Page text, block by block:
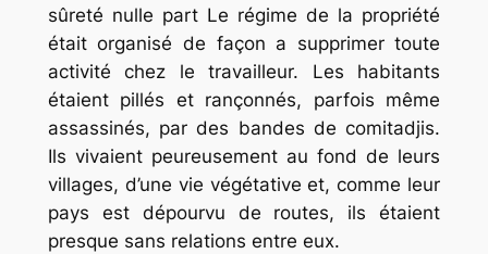
sûreté nulle part Le régime de la propriété
était organisé de façon a supprimer toute
activité chez le travailleur. Les habitants
étaient pillés et rançonnés, parfois même
assassinés, par des bandes de comitadjis.
Ils vivaient peureusement au fond de leurs
villages, d’une vie végétative et, comme leur
pays est dépourvu de routes, ils étaient
presque sans relations entre eux.